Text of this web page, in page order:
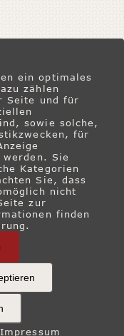
|
ein optimales
zählen
Seite und für
sowie solche,
für
Sie
Kategorien
Sie, dass
nicht
zur
finden
Impressum